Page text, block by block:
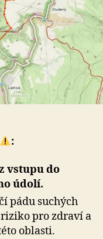
:
vstupu do
údolí.
pádu suchých
pro zdraví a
oblasti.